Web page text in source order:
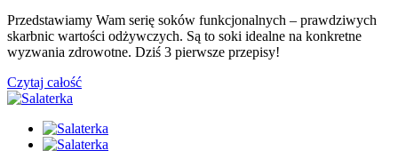
Przedstawiamy Wam serię soków funkcjonalnych – prawdziwych
skarbnic wartości odżywczych. Są to soki idealne na konkretne
wyzwania zdrowotne. Dziś 3 pierwsze przepisy!
Czytaj całość